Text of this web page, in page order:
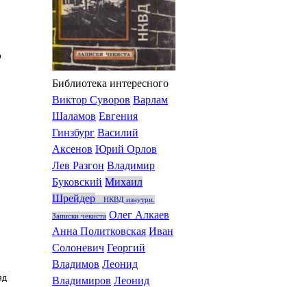
Библиотека интересного
Виктор Суворов Варлам
Шаламов Евгения
Гинзбург Василий
Аксенов Юрий Орлов
Лев Разгон Владимир
Буковский Михаил
Шрейдер НКВД изнутри.
Записки чекиста Олег Алкаев
Анна Политковская Иван
Солоневич Георгий
Владимов Леонид
Владимиров Леонид